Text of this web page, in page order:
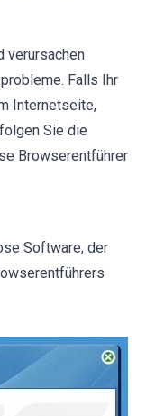
verursachen
Falls Ihr
Internetseite,
Sie die
Browserentführer
Software, der